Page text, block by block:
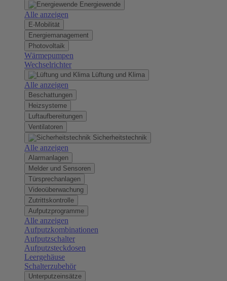
Energiewende
Alle anzeigen
E-Mobilität
Energiemanagement
Photovoltaik
Wärmepumpen
Wechselrichter
Lüftung und Klima
Alle anzeigen
Beschattungen
Heizsysteme
Luftaufbereitungen
Ventilatoren
Sicherheitstechnik
Alle anzeigen
Alarmanlagen
Melder und Sensoren
Türsprechanlagen
Videoüberwachung
Zutrittskontrolle
Aufputzprogramme
Alle anzeigen
Aufputzkombinationen
Aufputzschalter
Aufputzsteckdosen
Leergehäuse
Schalterzubehör
Unterputzeinsätze